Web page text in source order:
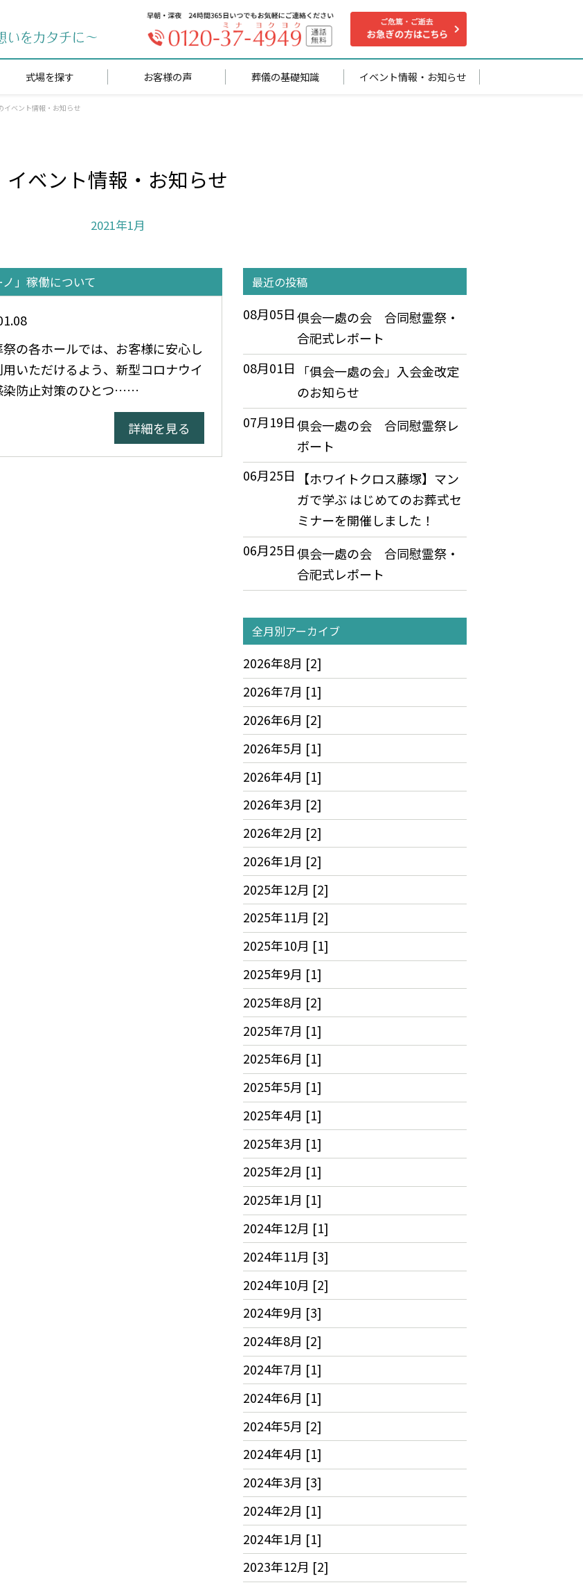
式場を探す お客様の声 葬儀の基礎知識 イベント情報・お知らせ
イベント情報・お知らせ
イベント情報・ お知らせ
2021年1月
」稼働について
の各ホールでは、お客様に安心し
いただけるよう、新型コロナウイ
染防止対策のひとつ……
詳細を見る
最近の投稿
08月05日倶会一處の会 合同慰霊祭・
合祀式レポート
08月01日
「俱会一處の会」入会金改定
のお知らせ
07月19日倶会一處の会 合同慰霊祭レ
ポート
06月25日
【ホワイトクロス藤塚】マン
ガで学ぶ はじめてのお葬式セ
ミナーを開催しました！
06月25日倶会一處の会 合同慰霊祭・
合祀式レポート
全月別アーカイブ
2026年8月 [2]
2026年7月 [1]
2026年6月 [2]
2026年5月 [1]
2026年4月 [1]
2026年3月 [2]
2026年2月 [2]
2026年1月 [2]
2025年12月 [2]
2025年11月 [2]
2025年10月 [1]
2025年9月 [1]
2025年8月 [2]
2025年7月 [1]
2025年6月 [1]
2025年5月 [1]
2025年4月 [1]
2025年3月 [1]
2025年2月 [1]
2025年1月 [1]
2024年12月 [1]
2024年11月 [3]
2024年10月 [2]
2024年9月 [3]
2024年8月 [2]
2024年7月 [1]
2024年6月 [1]
2024年5月 [2]
2024年4月 [1]
2024年3月 [3]
2024年2月 [1]
2024年1月 [1]
2023年12月 [2]